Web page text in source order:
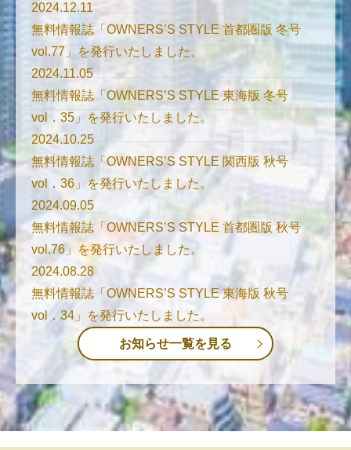
2024.12.11
無料情報誌「OWNERS’S STYLE 首都圏版 冬号
vol.77」を発行いたしました。
2024.11.05
無料情報誌「OWNERS’S STYLE 東海版 冬号
vol．35」を発行いたしました。
2024.10.25
無料情報誌「OWNERS’S STYLE 関西版 秋号
vol．36」を発行いたしました。
2024.09.05
無料情報誌「OWNERS’S STYLE 首都圏版 秋号
vol.76」を発行いたしました。
2024.08.28
無料情報誌「OWNERS’S STYLE 東海版 秋号
vol．34」を発行いたしました。
お知らせ一覧を見る